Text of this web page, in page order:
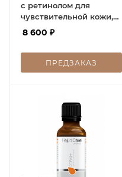
с ретинолом для
чувствительной кожи,
Retinol SRX Mild, 30 мл
8 600 ₽
ПРЕДЗАКАЗ